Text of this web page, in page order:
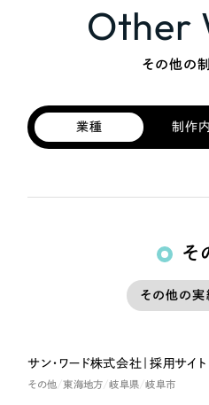
Other
その他の
業種 制作
そ
その他の
サン・ワード株式会社｜採用サイト
その他 東海地方 岐阜県 岐阜市